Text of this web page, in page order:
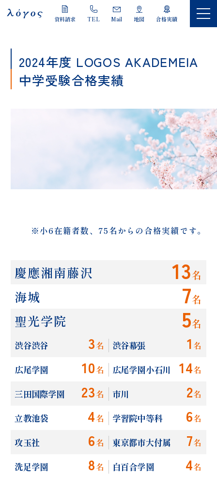
LOGOS
資料請求 TEL Mail 地図 合格実績
2024年度 LOGOS AKADEMEIA
中学受験合格実績
※小6在籍者数、75名からの合格実績です。
慶應湘南藤沢 13名
海城 7名
聖光学院 5名
渋谷渋谷 3名 渋谷幕張 1 名
広尾学園 10名 広尾学園小石川 14名
三田国際学園 23名 市川 2名
立教池袋 4名 学習院中等科 6名
攻玉社 6名 東京都市大付属 7名
洗足学園 8名 白百合学園 4名